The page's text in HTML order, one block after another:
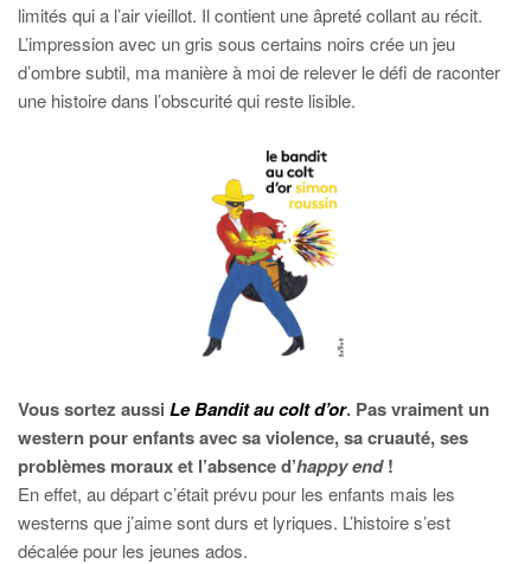
limités qui a l’air vieillot. Il contient une âpreté collant au récit.
L’impression avec un gris sous certains noirs crée un jeu
d’ombre subtil, ma manière à moi de relever le défi de raconter
une histoire dans l’obscurité qui reste lisible.
Vous sortez aussi Le Bandit au colt d’or. Pas vraiment un
western pour enfants avec sa violence, sa cruauté, ses
problèmes moraux et l’absence d’happy end!
En effet, au départ c’était prévu pour les enfants mais les
westerns que j’aime sont durs et lyriques. L’histoire s’est
décalée pour les jeunes ados.